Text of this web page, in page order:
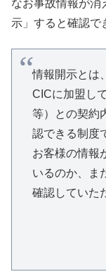
なお事故情報が消
示」すると確認で
情報開示とは
CICに加盟し
等）との契約
認できる制度
お客様の情報
いるのか、ま
確認していた